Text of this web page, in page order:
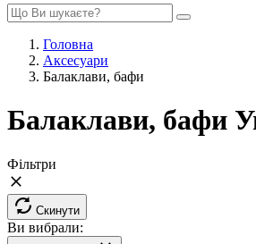
Головна
Аксесуари
Балаклави, бафи
Балаклави, бафи
Фільтри
Скинути
Ви вибрали: